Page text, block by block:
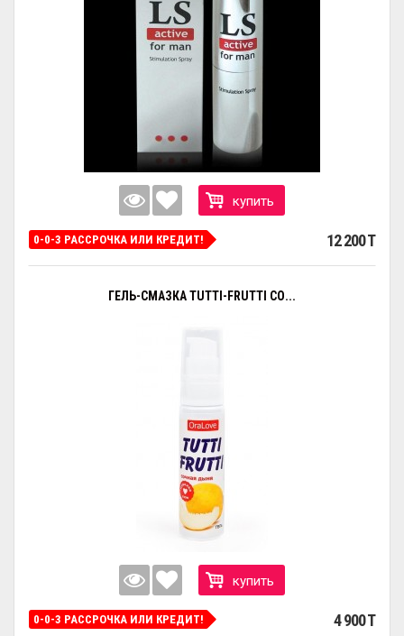
купить
0-0-3 РАССРОЧКА ИЛИ КРЕДИТ! 12 200 T
ГЕЛЬ-СМАЗКА TUTTI-FRUTTI СО...
купить
0-0-3 РАССРОЧКА ИЛИ КРЕДИТ! 4 900 T